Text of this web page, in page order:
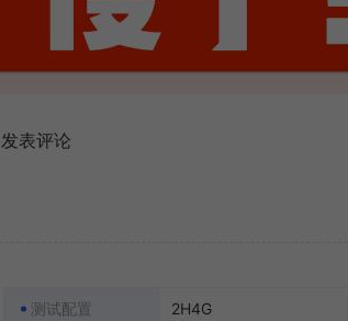
发表评论
测试配置 2H4G